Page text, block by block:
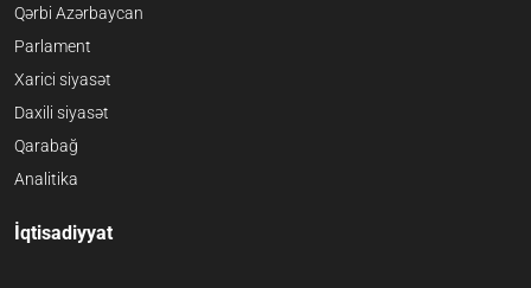
Qərbi Azərbaycan
Parlament
Xarici siyasət
Daxili siyasət
Qarabağ
Analitika
İqtisadiyyat